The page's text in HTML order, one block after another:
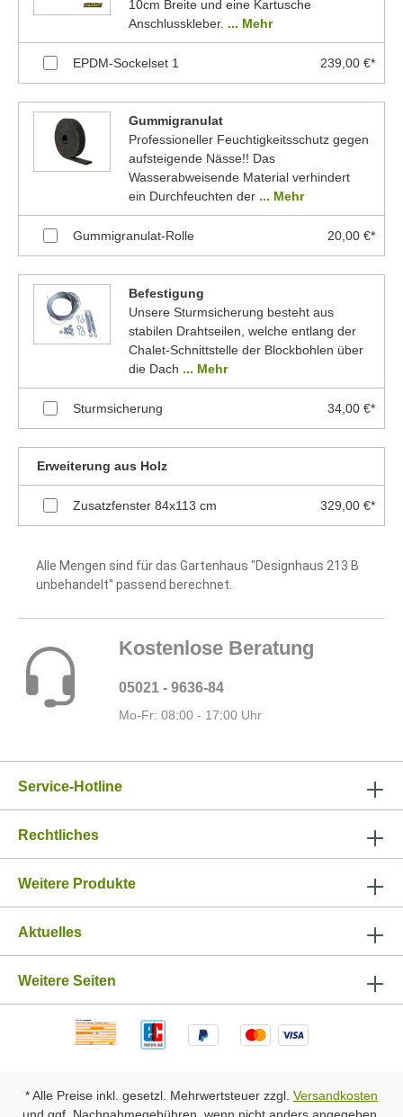
10cm Breite und eine Kartusche
Anschlusskleber. ... Mehr
EPDM-Sockelset 1 239,00 €*
Gummigranulat
Professioneller Feuchtigkeitsschutz gegen
aufsteigende Nässe!! Das
Wasserabweisende Material verhindert
ein Durchfeuchten der ... Mehr
Gummigranulat-Rolle 20,00 €*
Befestigung
Unsere Sturmsicherung besteht aus
stabilen Drahtseilen, welche entlang der
Chalet-Schnittstelle der Blockbohlen über
die Dach ... Mehr
Sturmsicherung 34,00 €*
Erweiterung aus Holz
Zusatzfenster 84x113 cm 329,00 €*
Alle Mengen sind für das Gartenhaus "Designhaus 213 B
unbehandelt" passend berechnet.
Kostenlose Beratung
05021 - 9636-84
Mo-Fr: 08:00 - 17:00 Uhr
Service-Hotline
Rechtliches
Weitere Produkte
Aktuelles
Weitere Seiten
* Alle Preise inkl. gesetzl. Mehrwertsteuer zzgl. Versandkosten